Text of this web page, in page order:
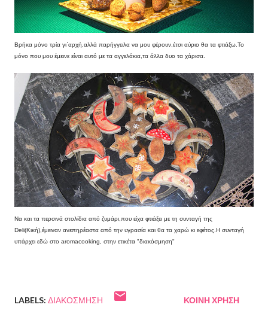
Βρήκα μόνο τρία γι΄αρχή,αλλά παρήγγειλα να μου φέρουν,έτσι αύριο θα τα φτιάξω.Το
μόνο που μου έμεινε είναι αυτό με τα αγγελάκια,τα άλλα δυο τα χάρισα.
Να και τα περσινά στολίδια από ζυμάρι,που είχα φτιάξει με τη συνταγή της
Deli(Κική),έμειναν ανεπηρέαστα από την υγρασία και θα τα χαρώ κι εφέτος.Η συνταγή
υπάρχει εδώ στο aromacooking, στην ετικέτα "διακόσμηση"
LABELS: ΔΙΑΚΌΣΜΗΣΗ ΚΟΙΝΉ ΧΡΉΣΗ